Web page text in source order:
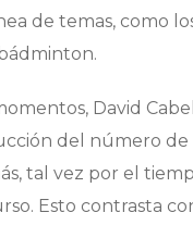
de temas, como
David
del número
tal vez por el
Esto contrasta